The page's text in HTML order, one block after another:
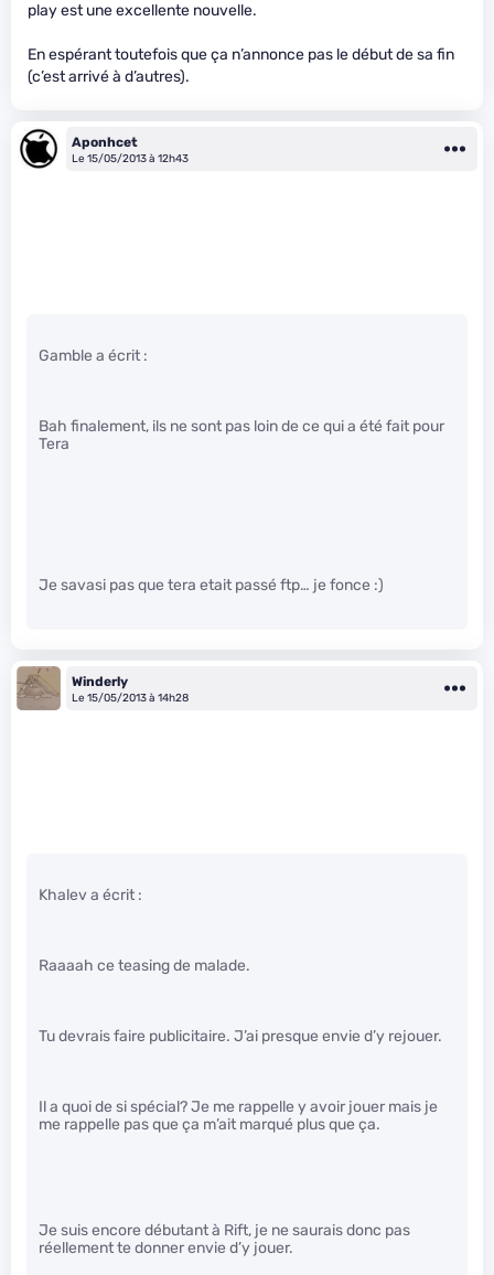
play est une excellente nouvelle.
En espérant toutefois que ça n’annonce pas le début de sa fin
(c’est arrivé à d’autres).
Aponhcet
Le 15/05/2013 à 12h43
Gamble a écrit :
Bah finalement, ils ne sont pas loin de ce qui a été fait pour
Tera
Je savasi pas que tera etait passé ftp… je fonce :)
Winderly
Le 15/05/2013 à 14h28
Khalev a écrit :
Raaaah ce teasing de malade.
Tu devrais faire publicitaire. J’ai presque envie d’y rejouer.
Il a quoi de si spécial? Je me rappelle y avoir jouer mais je
me rappelle pas que ça m’ait marqué plus que ça.
Je suis encore débutant à Rift, je ne saurais donc pas
réellement te donner envie d’y jouer.